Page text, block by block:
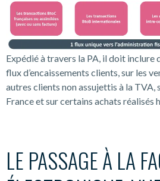
Expédié à travers la PA, il doit inclure
flux d’encaissements clients, sur les
autres clients non assujettis à la TVA,
France et sur certains achats réalisés
LE PASSAGE À LA